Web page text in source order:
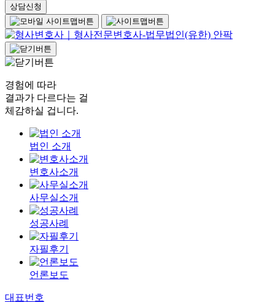
상담신청
경험에 따라
결과가 다르다는 걸
체감하실 겁니다.
법인 소개
변호사소개
사무실소개
성공사례
자필후기
언론보도
대표번호